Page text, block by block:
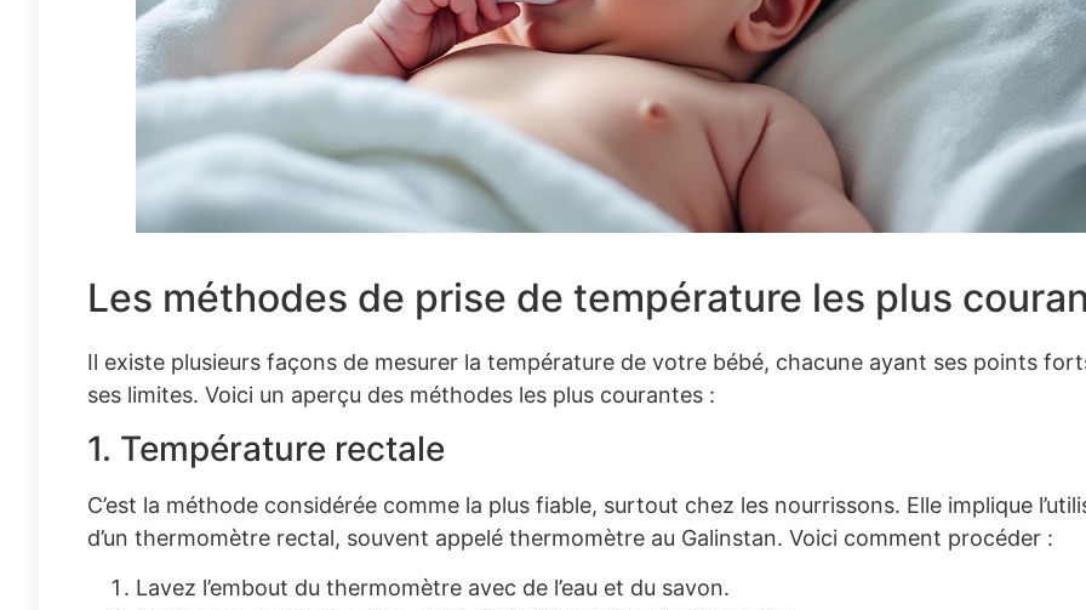
Les méthodes de prise de température les plus
Il existe plusieurs façons de mesurer la température de votre bébé, chacune ayant ses points
ses limites. Voici un aperçu des méthodes les plus courantes :
1. Température rectale
C’est la méthode considérée comme la plus fiable, surtout chez les nourrissons. Elle implique
d’un thermomètre rectal, souvent appelé thermomètre au Galinstan. Voici comment procéder :
Lavez l’embout du thermomètre avec de l’eau et du savon.